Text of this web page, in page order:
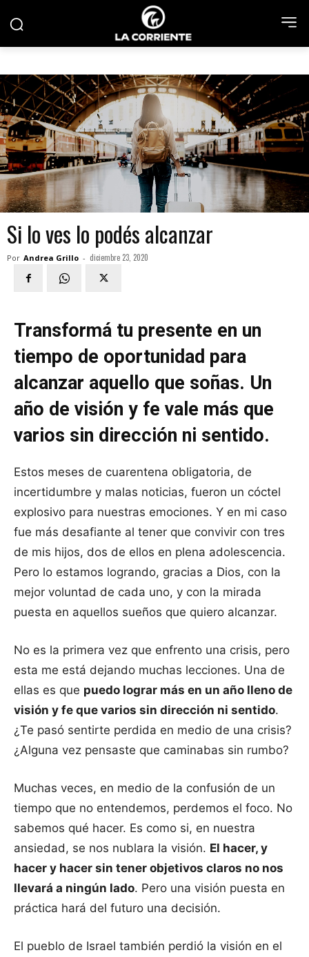
Si lo ves lo podés alcanzar
Por Andrea Grillo - diciembre 23, 2020
Transformá tu presente en un
tiempo de oportunidad para
alcanzar aquello que soñas. Un
año de visión y fe vale más que
varios sin dirección ni sentido.
Estos meses de cuarentena obligatoria, de
incertidumbre y malas noticias, fueron un cóctel
explosivo para nuestras emociones. Y en mi caso
fue más desafiante al tener que convivir con tres
de mis hijos, dos de ellos en plena adolescencia.
Pero lo estamos logrando, gracias a Dios, con la
mejor voluntad de cada uno, y con la mirada
puesta en aquellos sueños que quiero alcanzar.
No es la primera vez que enfrento una crisis, pero
esta me está dejando muchas lecciones. Una de
ellas es que puedo lograr más en un año lleno de
visión y fe que varios sin dirección ni sentido.
¿Te pasó sentirte perdida en medio de una crisis?
¿Alguna vez pensaste que caminabas sin rumbo?
Muchas veces, en medio de la confusión de un
tiempo que no entendemos, perdemos el foco. No
sabemos qué hacer. Es como si, en nuestra
ansiedad, se nos nublara la visión. El hacer, y
hacer y hacer sin tener objetivos claros no nos
llevará a ningún lado. Pero una visión puesta en
práctica hará del futuro una decisión.
El pueblo de Israel también perdió la visión en el